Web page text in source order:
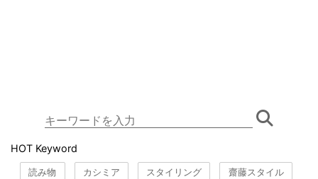
HOT Keyword
読み物 カシミア スタイリング 齋藤スタイル